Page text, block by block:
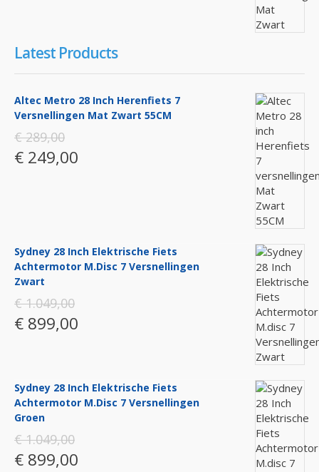
Latest Products
Altec Metro 28 Inch Herenfiets 7
Versnellingen Mat Zwart 55CM
€ 289,00
€ 249,00
Sydney 28 Inch Elektrische Fiets
Achtermotor M.disc 7 Versnellingen
Zwart
€ 1.049,00
€ 899,00
Sydney 28 Inch Elektrische Fiets
Achtermotor M.disc 7 Versnellingen
Groen
€ 1.049,00
€ 899,00